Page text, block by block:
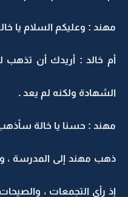
مهند : وعليكم السلام يا
أم خالد : أريدك أن تذهب
الشهادة ولكنه لم يعد .
مهند : حسنا يا خالة سأذهب
ذهب مهند إلى المدرسة ،
إذ رأى التجمعات ،